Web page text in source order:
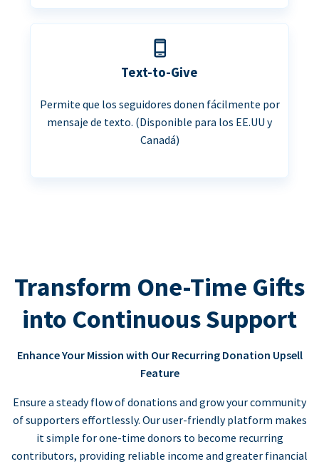
Text-to-Give
Permite que los seguidores donen fácilmente por
mensaje de texto. (Disponible para los EE.UU y
Canadá)
Transform One-Time Gifts
into Continuous Support
Enhance Your Mission with Our Recurring Donation Upsell
Feature
Ensure a steady flow of donations and grow your community
of supporters effortlessly. Our user-friendly platform makes
it simple for one-time donors to become recurring
contributors, providing reliable income and greater financial